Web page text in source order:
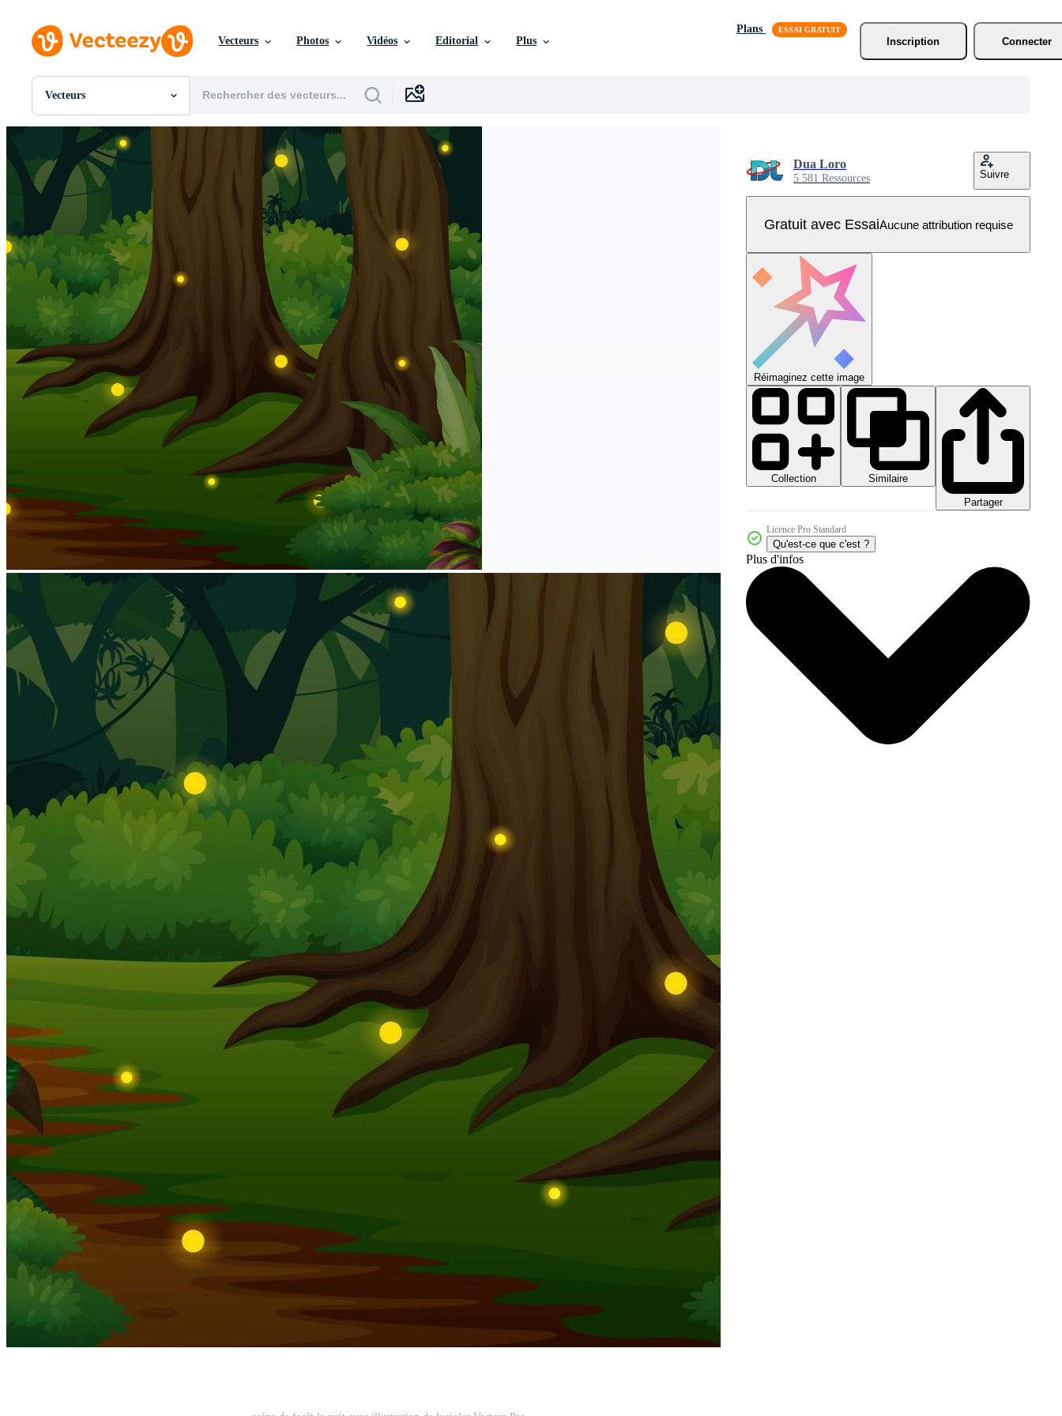
Vecteurs Photos Vidéos Editorial Plus
Plans
Inscription
Connecter
Vecteurs
Toutes Images
Photos
PNGs
PSDs
SVGs
Modèles
Vidéos
Motion graphics
Images Éditoriales
Événements Éditoriaux
Dua Loro
5 581 Ressources Suivre
Gratuit avec EssaiAucune attribution requise
Réimaginez cette image
Collection
Similaire
Partager
Licence Pro Standard
Qu'est-ce que c'est ?
Plus d'infos